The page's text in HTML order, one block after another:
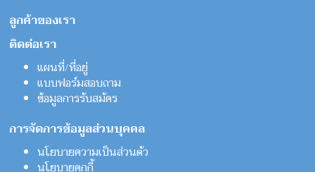
ลูกค้าของเรา
ติดต่อเรา
แผนที่/ที่อยู่
แบบฟอร์มสอบถาม
ข้อมูลการรับสมัคร
การจัดการข้อมูลส่วนบุคคล
นโยบายความเป็นส่วนตัว
นโยบายคุกกี้